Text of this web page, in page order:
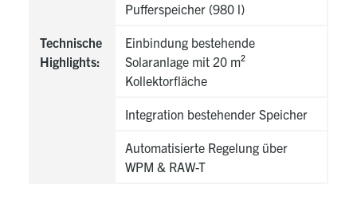
Pufferspeicher (980 l)
Technische
Highlights:
Einbindung bestehende
Solaranlage mit 20 m²
Kollektorfläche
Integration bestehender Speicher
Automatisierte Regelung über
WPM & RAW-T